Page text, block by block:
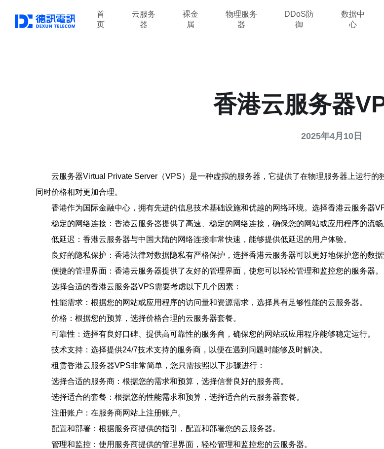
首
页
云服务
器
裸金
属
物理服务
器
DDoS防
御
数据中
心
香港云服务器
2025年4月10日
云服务器Virtual Private Server（VPS）是一种虚拟的服务器，它提供了在物理服务器上运行
同时价格相对更加合理。
香港作为国际金融中心，拥有先进的信息技术基础设施和优越的网络环境。选择香港云服务器
稳定的网络连接：香港云服务器提供了高速、稳定的网络连接，确保您的网站或应用程序的流畅
低延迟：香港云服务器与中国大陆的网络连接非常快速，能够提供低延迟的用户体验。
良好的隐私保护：香港法律对数据隐私有严格保护，选择香港云服务器可以更好地保护您的数据
便捷的管理界面：香港云服务器提供了友好的管理界面，使您可以轻松管理和监控您的服务器。
选择合适的香港云服务器VPS需要考虑以下几个因素：
性能需求：根据您的网站或应用程序的访问量和资源需求，选择具有足够性能的云服务器。
价格：根据您的预算，选择价格合理的云服务器套餐。
可靠性：选择有良好口碑、提供高可靠性的服务商，确保您的网站或应用程序能够稳定运行。
技术支持：选择提供24/7技术支持的服务商，以便在遇到问题时能够及时解决。
租赁香港云服务器VPS非常简单，您只需按照以下步骤进行：
选择合适的服务商：根据您的需求和预算，选择信誉良好的服务商。
选择适合的套餐：根据您的性能需求和预算，选择适合的云服务器套餐。
注册账户：在服务商网站上注册账户。
配置和部署：根据服务商提供的指引，配置和部署您的云服务器。
管理和监控：使用服务商提供的管理界面，轻松管理和监控您的云服务器。